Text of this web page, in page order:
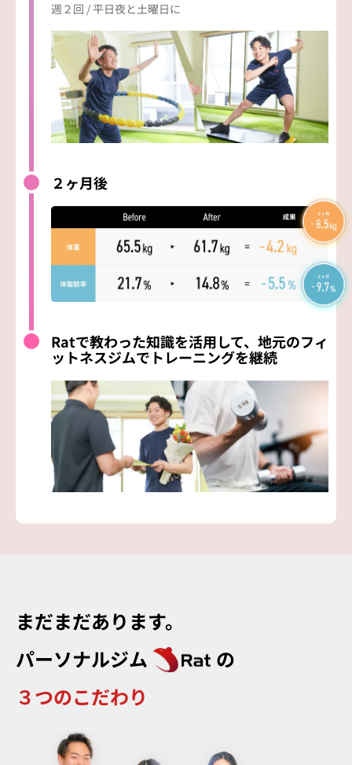
週２回 / 平日夜と土曜日に
２ヶ月後
Ratで教わった知識を活用して、地元のフィ
ットネスジムでトレーニングを継続
まだまだあります。
パーソナルジム
の
３つのこだわり